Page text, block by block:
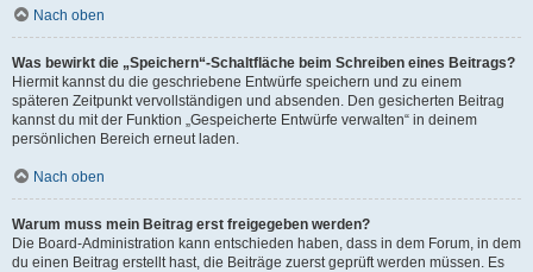
Nach oben
Was bewirkt die „Speichern“-Schaltfläche beim Schreiben eines Beitrags?
Hiermit kannst du die geschriebene Entwürfe speichern und zu einem
späteren Zeitpunkt vervollständigen und absenden. Den gesicherten Beitrag
kannst du mit der Funktion „Gespeicherte Entwürfe verwalten“ in deinem
persönlichen Bereich erneut laden.
Nach oben
Warum muss mein Beitrag erst freigegeben werden?
Die Board-Administration kann entschieden haben, dass in dem Forum, in dem
du einen Beitrag erstellt hast, die Beiträge zuerst geprüft werden müssen. Es